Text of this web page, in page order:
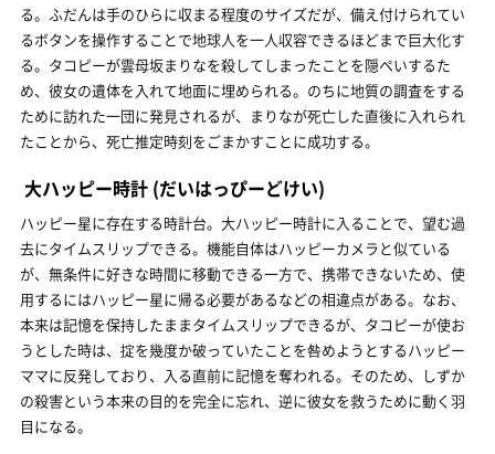
る。ふだんは手のひらに収まる程度のサイズだが、備え付けられてい
るボタンを操作することで地球人を一人収容できるほどまで巨大化す
る。タコピーが雲母坂まりなを殺してしまったことを隠ぺいするた
め、彼女の遺体を入れて地面に埋められる。のちに地質の調査をする
ために訪れた一団に発見されるが、まりなが死亡した直後に入れられ
たことから、死亡推定時刻をごまかすことに成功する。
大ハッピー時計 (だいはっぴーどけい)
ハッピー星に存在する時計台。大ハッピー時計に入ることで、望む過
去にタイムスリップできる。機能自体はハッピーカメラと似ている
が、無条件に好きな時間に移動できる一方で、携帯できないため、使
用するにはハッピー星に帰る必要があるなどの相違点がある。なお、
本来は記憶を保持したままタイムスリップできるが、タコピーが使お
うとした時は、掟を幾度か破っていたことを咎めようとするハッピー
ママに反発しており、入る直前に記憶を奪われる。そのため、しずか
の殺害という本来の目的を完全に忘れ、逆に彼女を救うために動く羽
目になる。